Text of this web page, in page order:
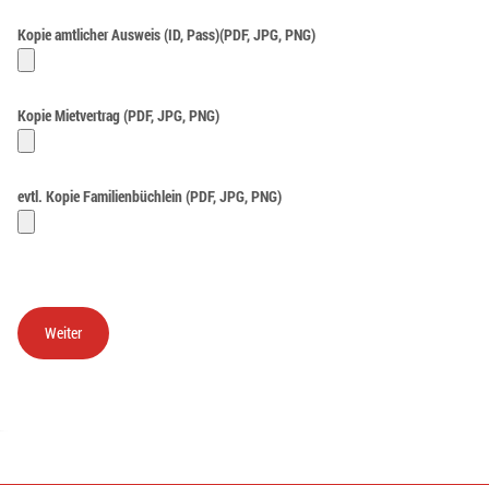
Kopie amtlicher Ausweis (ID, Pass)(PDF, JPG, PNG)
Kopie Mietvertrag (PDF, JPG, PNG)
evtl. Kopie Familienbüchlein (PDF, JPG, PNG)